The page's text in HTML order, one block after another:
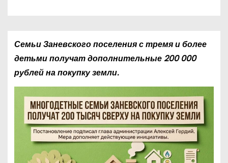
Семьи Заневского поселения с тремя и более
детьми получат дополнительные 200 000
рублей на покупку земли.